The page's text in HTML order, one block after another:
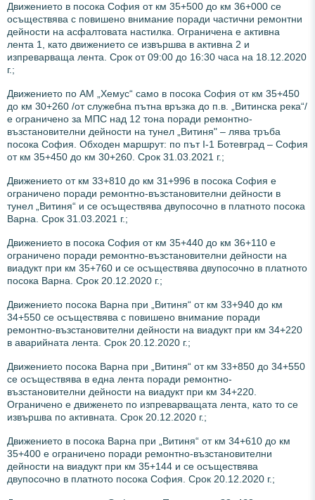
Движението в посока София от км 35+500 до км 36+000 се
осъществява с повишено внимание поради частични ремонтни
дейности на асфалтовата настилка. Ограничена е активна
лента 1, като движението се извършва в активна 2 и
изпреварваща лента. Срок от 09:00 до 16:30 часа на 18.12.2020
г.;
Движението по АМ „Хемус“ само в посока София от км 35+450
до км 30+260 /от служебна пътна връзка до п.в. „Витинска река“/
е ограничено за МПС над 12 тона поради ремонтно-
възстановителни дейности на тунел „Витиня" – лява тръба
посока София. Обходен маршрут: по път I-1 Ботевград – София
от км 35+450 до км 30+260. Срок 31.03.2021 г.;
Движението от км 33+810 до км 31+996 в посока София е
ограничено поради ремонтно-възстановителни дейности в
тунел „Витиня“ и се осъществява двупосочно в платното посока
Варна. Срок 31.03.2021 г.;
Движението в посока София от км 35+440 до км 36+110 е
ограничено поради ремонтно-възстановителни дейности на
виадукт при км 35+760 и се осъществява двупосочно в платното
посока Варна. Срок 20.12.2020 г.;
Движението посока Варна при „Витиня“ от км 33+940 до км
34+550 се осъществява с повишено внимание поради
ремонтно-възстановителни дейности на виадукт при км 34+220
в аварийната лента. Срок 20.12.2020 г.;
Движението посока Варна при „Витиня“ от км 33+850 до 34+550
се осъществява в една лента поради ремонтно-
възстановителни дейности на виадукт при км 34+220.
Ограничено е движенето по изпреварващата лента, като то се
извършва по активната. Срок 20.12.2020 г.;
Движението в посока Варна при „Витиня“ от км 34+610 до км
35+400 е ограничено поради ремонтно-възстановителни
дейности на виадукт при км 35+144 и се осъществява
двупосочно в платното посока София. Срок 20.12.2020 г.;